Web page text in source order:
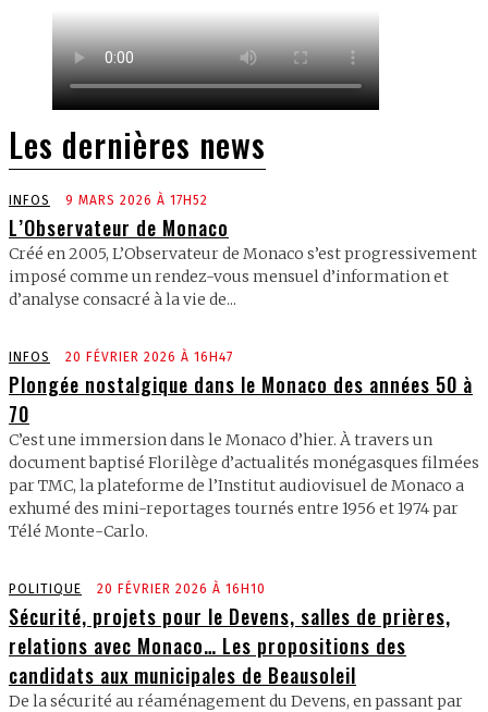
Les dernières news
INFOS 9 MARS 2026 À 17H52
L’Observateur de Monaco
Créé en 2005, L’Observateur de Monaco s’est progressivement
imposé comme un rendez-vous mensuel d’information et
d’analyse consacré à la vie de...
INFOS 20 FÉVRIER 2026 À 16H47
Plongée nostalgique dans le Monaco des années 50 à
70
C’est une immersion dans le Monaco d’hier. À travers un
document baptisé Florilège d’actualités monégasques filmées
par TMC, la plateforme de l’Institut audiovisuel de Monaco a
exhumé des mini-reportages tournés entre 1956 et 1974 par
Télé Monte-Carlo.
POLITIQUE 20 FÉVRIER 2026 À 16H10
Sécurité, projets pour le Devens, salles de prières,
relations avec Monaco… Les propositions des
candidats aux municipales de Beausoleil
De la sécurité au réaménagement du Devens, en passant par